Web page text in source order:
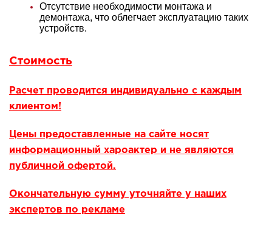
Отсутствие необходимости монтажа и
демонтажа, что облегчает эксплуатацию таких
устройств.
Стоимость
Расчет проводится индивидуально с каждым
клиентом!
Цены предоставленные на сайте носят
информационный хароактер и не являются
публичной офертой.
Окончательную сумму уточняйте у наших
экспертов по рекламе